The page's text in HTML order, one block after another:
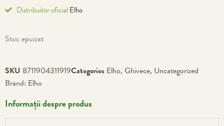
Distribuitor oficial Elho
Stoc epuizat
SKU 8711904311919Categories Elho, Ghivece, Uncategorized
Brand: Elho
Informații despre produs